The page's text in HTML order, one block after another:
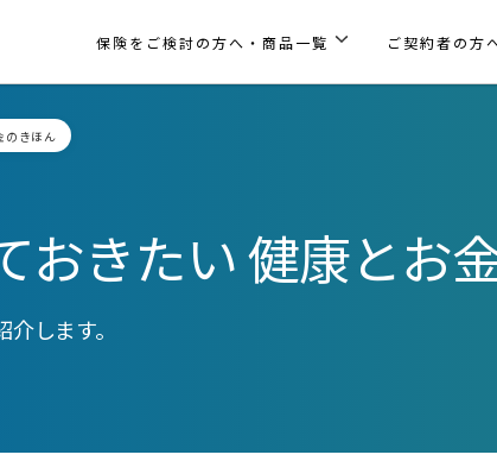
保険をご検討の方へ・商品一覧 ご契約者の方
のきほん
おきたい 健康とお
します。